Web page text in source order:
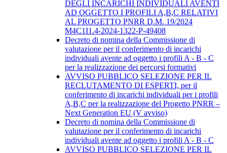
DEGLI INCARICHI INDIVIDUALI AVENTI
AD OGGETTO I PROFILI A,B,C RELATIVI
AL PROGETTO PNRR D.M. 19/2024
M4C1I1.4-2024-1322-P-49408
Decreto di nomina della Commissione di
valutazione per il conferimento di incarichi
individuali avente ad oggetto i profili A - B - C
per la realizzazione dei percorsi formativi
AVVISO PUBBLICO SELEZIONE PER IL
RECLUTAMENTO DI ESPERTI, per il
conferimento di incarichi individuali per i profili
A,B,C per la realizzazione del Progetto PNRR –
Next Generation EU (V avviso)
Decreto di nomina della Commissione di
valutazione per il conferimento di incarichi
individuali avente ad oggetto i profili A - B - C
AVVISO PUBBLICO SELEZIONE PER IL